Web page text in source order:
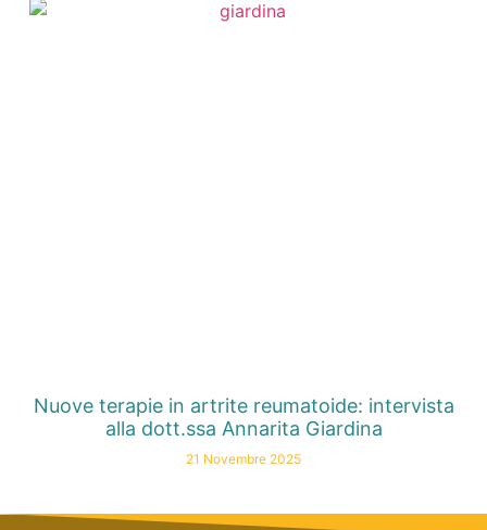
Nuove terapie in artrite reumatoide: intervista
alla dott.ssa Annarita Giardina
21 Novembre 2025